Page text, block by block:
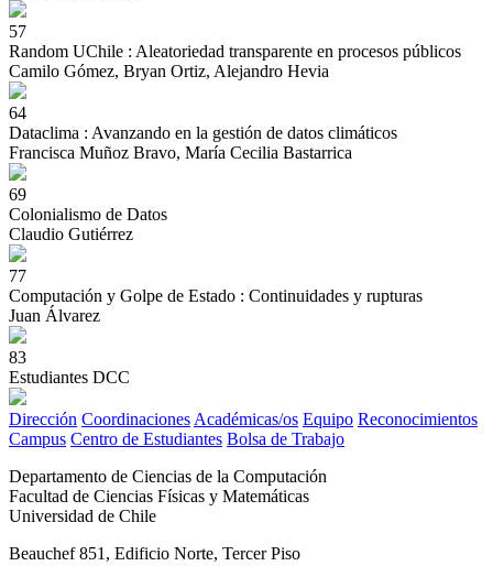
57
Random UChile : Aleatoriedad transparente en procesos públicos
Camilo Gómez, Bryan Ortiz, Alejandro Hevia
64
Dataclima : Avanzando en la gestión de datos climáticos
Francisca Muñoz Bravo, María Cecilia Bastarrica
69
Colonialismo de Datos
Claudio Gutiérrez
77
Computación y Golpe de Estado : Continuidades y rupturas
Juan Álvarez
83
Estudiantes DCC
Dirección Coordinaciones Académicas/os Equipo Reconocimientos
Campus Centro de Estudiantes Bolsa de Trabajo
Departamento de Ciencias de la Computación
Facultad de Ciencias Físicas y Matemáticas
Universidad de Chile
Beauchef 851, Edificio Norte, Tercer Piso